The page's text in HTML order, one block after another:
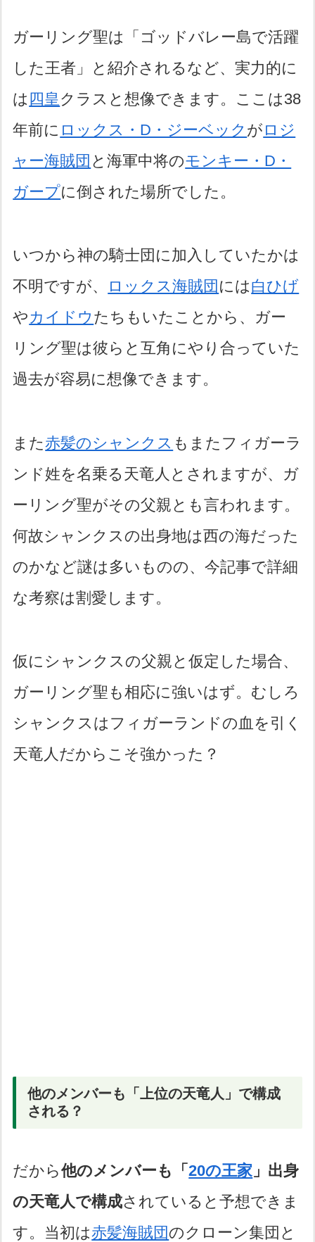
ガーリング聖は「ゴッドバレー島で活躍
した王者」と紹介されるなど、実力的に
は 四皇クラスと想像できます。ここは38
年前に ロックス・D・ジーベック が ロジ
ャー海賊団 と海軍中将のモンキー・D・
ガープに倒された場所でした。
いつから神の騎士団に加入していたかは
不明ですが、
ロックス海賊団 には白ひげ
やカイドウ たちもいたことから、ガー
リング聖は彼らと互角にやり合っていた
過去が容易に想像できます。
また赤髪のシャンクス もまたフィガーラ
ンド姓を名乗る天竜人とされますが、ガ
ーリング聖がその父親とも言われます。
何故シャンクスの出身地は西の海だった
のかなど謎は多いものの、今記事で詳細
な考察は割愛します。
仮にシャンクスの父親と仮定した場合、
ガーリング聖も相応に強いはず。むしろ
シャンクスはフィガーランドの血を引く
天竜人だからこそ強かった？
他のメンバーも「上位の天竜人」で構成
される？
だから他のメンバーも「20の王家 」出身
の天竜人で構成されていると予想できま
す。当初は赤髪海賊団のクローン集団と